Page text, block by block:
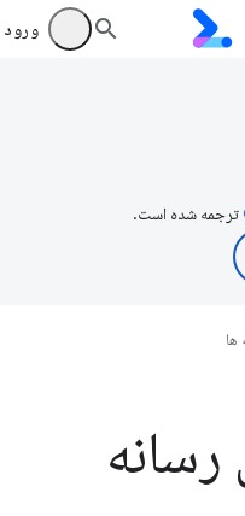
ورود به
شده است.